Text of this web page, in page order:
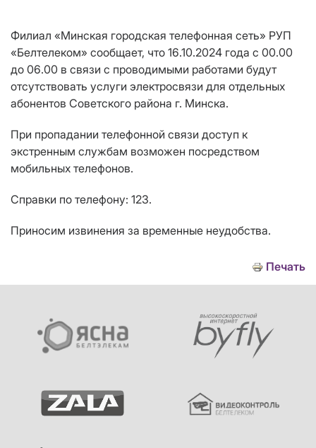
Филиал «Минская городская телефонная сеть» РУП
«Белтелеком» сообщает, что 16.10.2024 года с 00.00
до 06.00 в связи с проводимыми работами будут
отсутствовать услуги электросвязи для отдельных
абонентов Советского района г. Минска.
При пропадании телефонной связи доступ к
экстренным службам возможен посредством
мобильных телефонов.
Справки по телефону: 123.
Приносим извинения за временные неудобства.
Печать